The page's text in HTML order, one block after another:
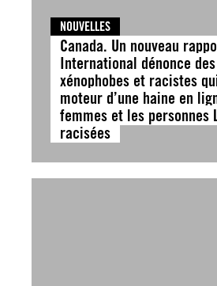
NOUVELLES
Canada. Un nouveau
International dénonce
xénophobes et racistes
moteur d’une haine en
femmes et les personnes
racisées